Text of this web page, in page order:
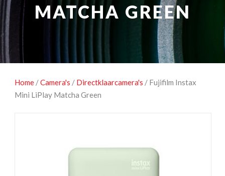
MATCHA GREEN
Home /Camera's / Directklaarcamera's / Fujifilm Instax
Mini LiPlay Matcha Green